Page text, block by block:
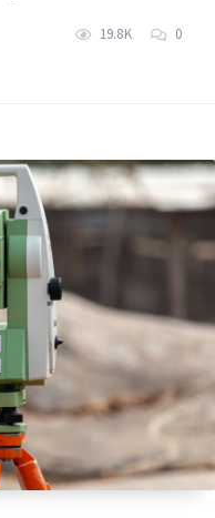
19.8K 0